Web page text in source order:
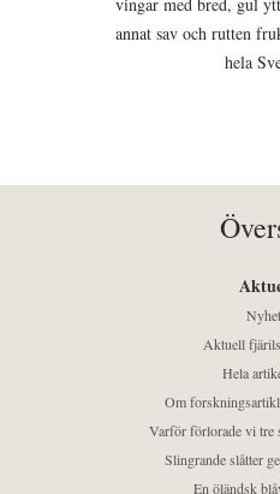
annat sav och rutten
hela
Aktuell
Hela
Om
Varför förlorade vi tre
Slingrande slåtter
En öländsk